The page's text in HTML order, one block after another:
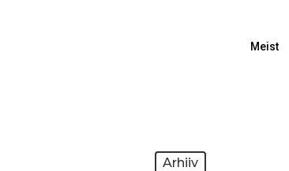
Meist
Arhiiv